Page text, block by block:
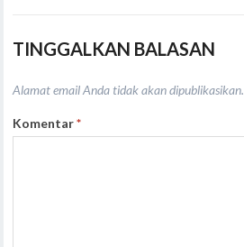
TINGGALKAN BALASAN
Alamat email Anda tidak akan dipublikasikan.
Komentar*